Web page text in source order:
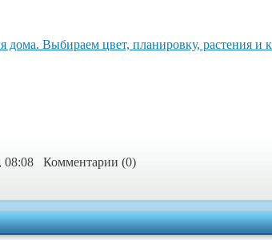
дома. Выбираем цвет, планировку, растения и
08:08 Комментарии (0)